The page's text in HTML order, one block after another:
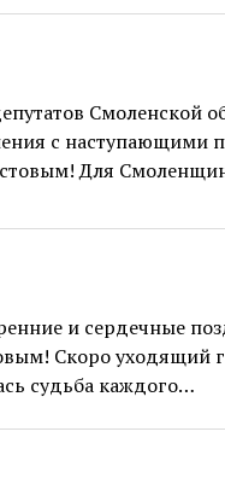
Смоленской
с наступающими
Для
и сердечные
Скоро уходящий
судьба каждого…